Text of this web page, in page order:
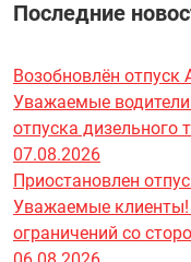
Последние
Возобновлён
Уважаемые
отпуска дизельного
07.08.2026
Приостановлен
Уважаемые клиенты!
ограничений со